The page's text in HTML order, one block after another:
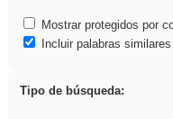
Mostrar protegidos por
Incluir palabras similares
Tipo de búsqueda: